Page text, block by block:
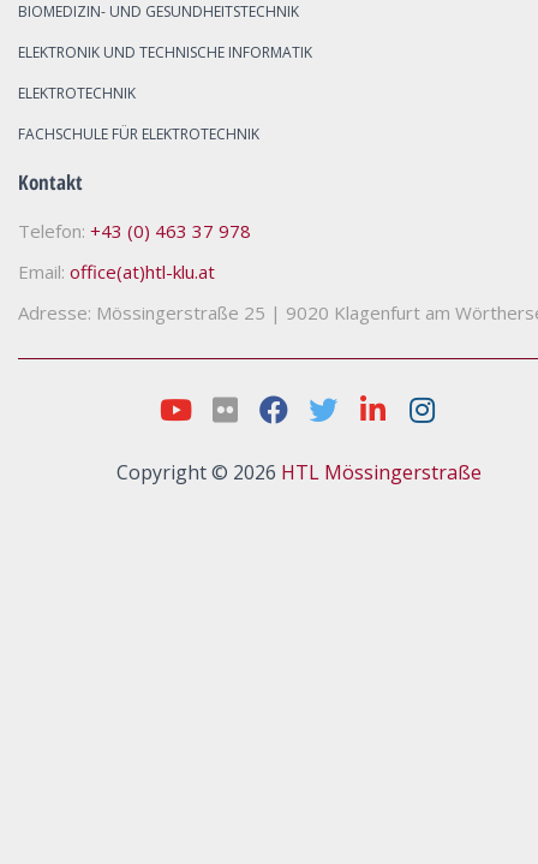
BIOMEDIZIN- UND GESUNDHEITSTECHNIK
ELEKTRONIK UND TECHNISCHE INFORMATIK
ELEKTROTECHNIK
FACHSCHULE FÜR ELEKTROTECHNIK
Kontakt
Telefon: +43 (0) 463 37 978
Email: office(at)htl-klu.at
Adresse: Mössingerstraße 25 | 9020 Klagenfurt am
Copyright © 2026 HTL Mössingerstraße